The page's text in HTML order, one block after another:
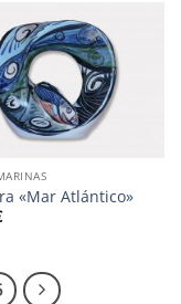
«Mar Atlántico»